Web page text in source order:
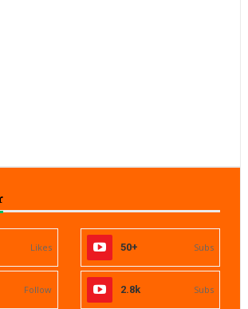
Likes 50+ Subs
Follow 2.8k Subs